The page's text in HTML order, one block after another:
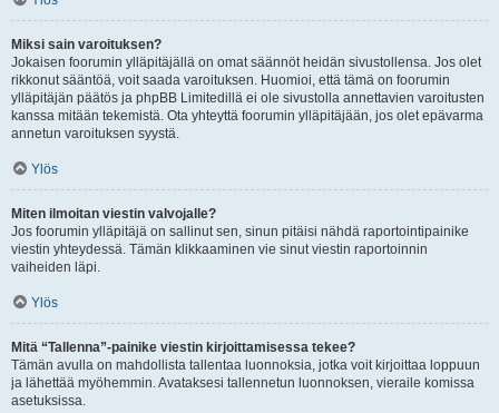
Miksi sain varoituksen?
Jokaisen foorumin ylläpitäjällä on omat säännöt heidän sivustollensa. Jos olet
rikkonut sääntöä, voit saada varoituksen. Huomioi, että tämä on foorumin
ylläpitäjän päätös ja phpBB Limitedillä ei ole sivustolla annettavien varoitusten
kanssa mitään tekemistä. Ota yhteyttä foorumin ylläpitäjään, jos olet epävarma
annetun varoituksen syystä.
Ylös
Miten ilmoitan viestin valvojalle?
Jos foorumin ylläpitäjä on sallinut sen, sinun pitäisi nähdä raportointipainike
viestin yhteydessä. Tämän klikkaaminen vie sinut viestin raportoinnin
vaiheiden läpi.
Ylös
Mitä “Tallenna”-painike viestin kirjoittamisessa tekee?
Tämän avulla on mahdollista tallentaa luonnoksia, jotka voit kirjoittaa loppuun
ja lähettää myöhemmin. Avataksesi tallennetun luonnoksen, vieraile komissa
asetuksissa.